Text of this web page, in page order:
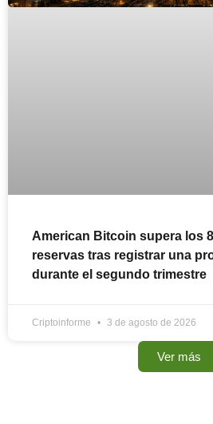
American Bitcoin supera los
reservas tras registrar una
durante el segundo trimestre
Criptoinforme 3 de agosto de 2026
Ver más